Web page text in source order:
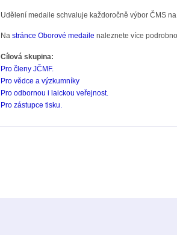
Udělení medaile schvaluje každoročně výbor ČMS
Na stránce Oborové medaile naleznete více
Cílová skupina:
Pro členy JČMF.
Pro vědce a výzkumníky
Pro odbornou i laickou veřejnost.
Pro zástupce tisku.